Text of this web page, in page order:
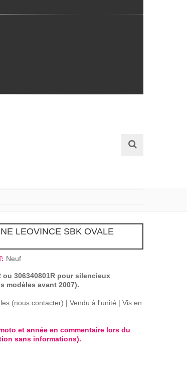
LEOVINCE SBK OVALE
Neuf
ou 306340801R pour silencieux
modèles avant 2007).
(nous contacter) | Vendu à l'unité | Vis en
et année en commentaire lors du
sans informations).